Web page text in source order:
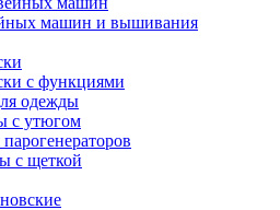
машин и вышивания
с функциями
одежды
с утюгом
с щеткой